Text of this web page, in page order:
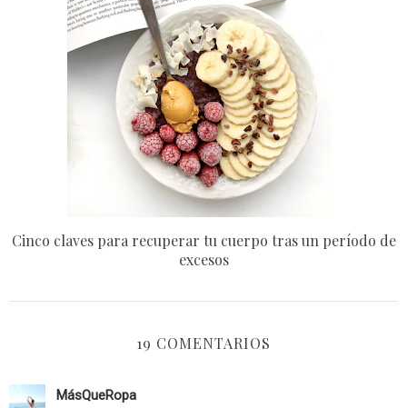
Cinco claves para recuperar tu cuerpo tras un período de
excesos
19 COMENTARIOS
MásQueRopa